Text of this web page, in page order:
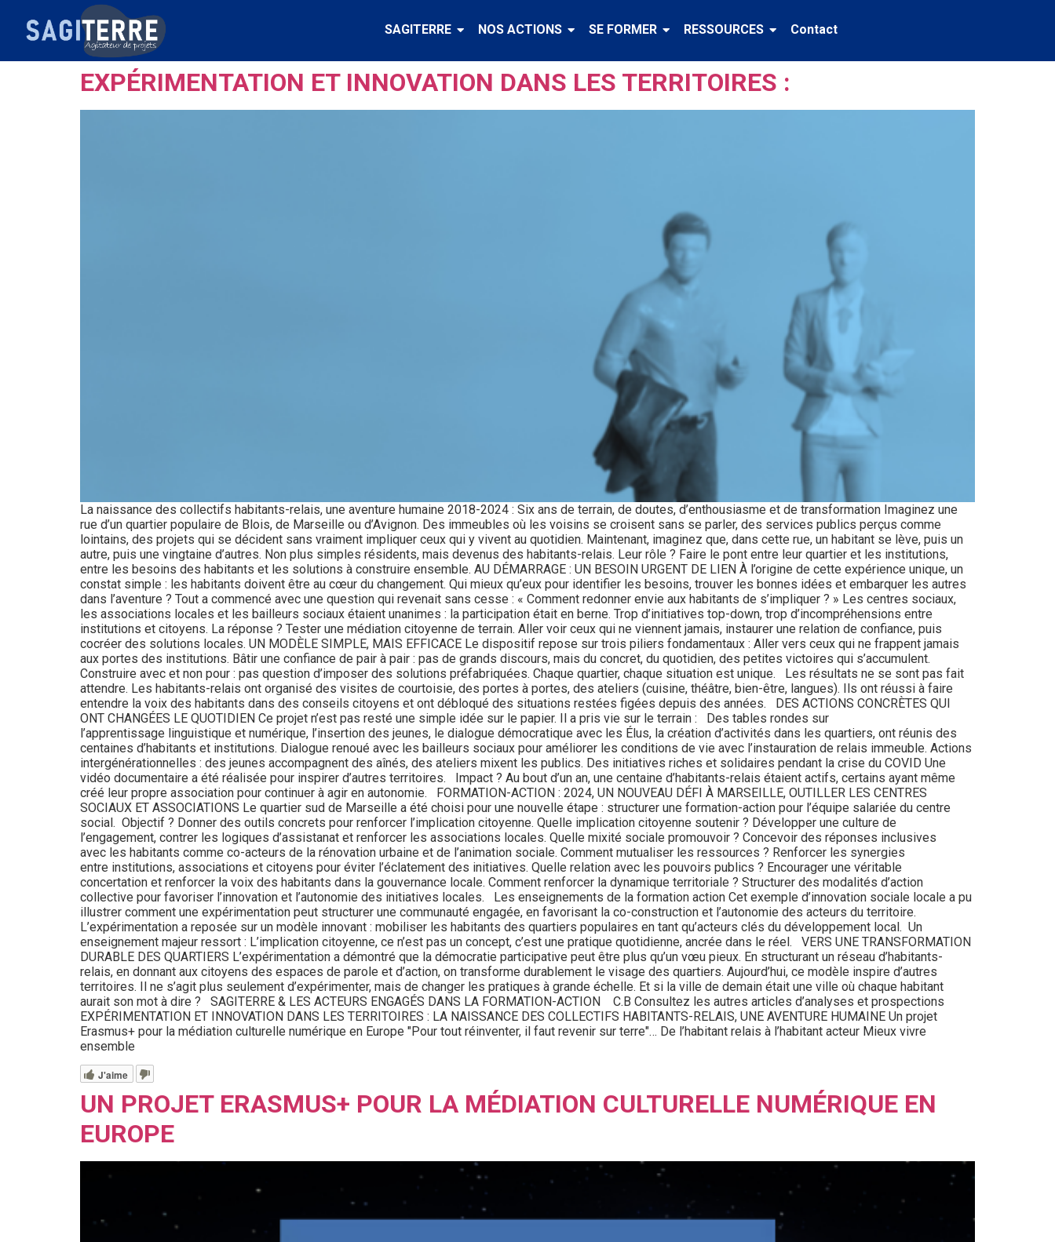
SAGITERRE NOS ACTIONS SE FORMER RESSOURCES Contact
EXPÉRIMENTATION ET INNOVATION DANS LES TERRITOIRES :
La naissance des collectifs habitants-relais, une aventure humaine 2018-2024 : Six ans de terrain, de doutes, d’enthousiasme et de transformation Imaginez une
rue d’un quartier populaire de Blois, de Marseille ou d’Avignon. Des immeubles où les voisins se croisent sans se parler, des services publics perçus comme
lointains, des projets qui se décident sans vraiment impliquer ceux qui y vivent au quotidien. Maintenant, imaginez que, dans cette rue, un habitant se lève, puis un
autre, puis une vingtaine d’autres. Non plus simples résidents, mais devenus des habitants-relais. Leur rôle ? Faire le pont entre leur quartier et les institutions,
entre les besoins des habitants et les solutions à construire ensemble. AU DÉMARRAGE : UN BESOIN URGENT DE LIEN À l’origine de cette expérience unique, un
constat simple : les habitants doivent être au cœur du changement. Qui mieux qu’eux pour identifier les besoins, trouver les bonnes idées et embarquer les autres
dans l’aventure ? Tout a commencé avec une question qui revenait sans cesse : « Comment redonner envie aux habitants de s’impliquer ? » Les centres sociaux,
les associations locales et les bailleurs sociaux étaient unanimes : la participation était en berne. Trop d’initiatives top-down, trop d’incompréhensions entre
institutions et citoyens. La réponse ? Tester une médiation citoyenne de terrain. Aller voir ceux qui ne viennent jamais, instaurer une relation de confiance, puis
cocréer des solutions locales. UN MODÈLE SIMPLE, MAIS EFFICACE Le dispositif repose sur trois piliers fondamentaux : Aller vers ceux qui ne frappent jamais
aux portes des institutions. Bâtir une confiance de pair à pair : pas de grands discours, mais du concret, du quotidien, des petites victoires qui s’accumulent.
Construire avec et non pour : pas question d’imposer des solutions préfabriquées. Chaque quartier, chaque situation est unique. Les résultats ne se sont pas fait
attendre. Les habitants-relais ont organisé des visites de courtoisie, des portes à portes, des ateliers (cuisine, théâtre, bien-être, langues). Ils ont réussi à faire
entendre la voix des habitants dans des conseils citoyens et ont débloqué des situations restées figées depuis des années. DES ACTIONS CONCRÈTES QUI
ONT CHANGÉES LE QUOTIDIEN Ce projet n’est pas resté une simple idée sur le papier. Il a pris vie sur le terrain : Des tables rondes sur
l’apprentissage linguistique et numérique, l’insertion des jeunes, le dialogue démocratique avec les Élus, la création d’activités dans les quartiers, ont réunis des
centaines d’habitants et institutions. Dialogue renoué avec les bailleurs sociaux pour améliorer les conditions de vie avec l’instauration de relais immeuble. Actions
intergénérationnelles : des jeunes accompagnent des aînés, des ateliers mixent les publics. Des initiatives riches et solidaires pendant la crise du COVID Une
vidéo documentaire a été réalisée pour inspirer d’autres territoires. Impact ? Au bout d’un an, une centaine d’habitants-relais étaient actifs, certains ayant même
créé leur propre association pour continuer à agir en autonomie. FORMATION-ACTION : 2024, UN NOUVEAU DÉFI À MARSEILLE, OUTILLER LES CENTRES
SOCIAUX ET ASSOCIATIONS Le quartier sud de Marseille a été choisi pour une nouvelle étape : structurer une formation-action pour l’équipe salariée du centre
social. Objectif ? Donner des outils concrets pour renforcer l’implication citoyenne. Quelle implication citoyenne soutenir ? Développer une culture de
l’engagement, contrer les logiques d’assistanat et renforcer les associations locales. Quelle mixité sociale promouvoir ? Concevoir des réponses inclusives
avec les habitants comme co-acteurs de la rénovation urbaine et de l’animation sociale. Comment mutualiser les ressources ? Renforcer les synergies
entre institutions, associations et citoyens pour éviter l’éclatement des initiatives. Quelle relation avec les pouvoirs publics ? Encourager une véritable
concertation et renforcer la voix des habitants dans la gouvernance locale. Comment renforcer la dynamique territoriale ? Structurer des modalités d’action
collective pour favoriser l’innovation et l’autonomie des initiatives locales. Les enseignements de la formation action Cet exemple d’innovation sociale locale a pu
illustrer comment une expérimentation peut structurer une communauté engagée, en favorisant la co-construction et l’autonomie des acteurs du territoire.
L’expérimentation a reposée sur un modèle innovant : mobiliser les habitants des quartiers populaires en tant qu’acteurs clés du développement local. Un
enseignement majeur ressort : L’implication citoyenne, ce n’est pas un concept, c’est une pratique quotidienne, ancrée dans le réel. VERS UNE TRANSFORMATION
DURABLE DES QUARTIERS L’expérimentation a démontré que la démocratie participative peut être plus qu’un vœu pieux. En structurant un réseau d’habitants-
relais, en donnant aux citoyens des espaces de parole et d’action, on transforme durablement le visage des quartiers. Aujourd’hui, ce modèle inspire d’autres
territoires. Il ne s’agit plus seulement d’expérimenter, mais de changer les pratiques à grande échelle. Et si la ville de demain était une ville où chaque habitant
aurait son mot à dire ? SAGITERRE & LES ACTEURS ENGAGÉS DANS LA FORMATION-ACTION C.B Consultez les autres articles d’analyses et prospections
EXPÉRIMENTATION ET INNOVATION DANS LES TERRITOIRES : LA NAISSANCE DES COLLECTIFS HABITANTS-RELAIS, UNE AVENTURE HUMAINE Un projet
Erasmus+ pour la médiation culturelle numérique en Europe "Pour tout réinventer, il faut revenir sur terre"… De l’habitant relais à l’habitant acteur Mieux vivre
ensemble
J'aime
UN PROJET ERASMUS+ POUR LA MÉDIATION CULTURELLE NUMÉRIQUE EN
EUROPE